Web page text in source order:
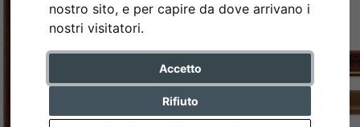
nostro sito, e per capire da dove arrivano i
nostri visitatori.
Accetto
Rifiuto